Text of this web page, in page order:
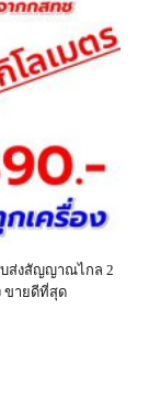
บส่งสัญญาณไกล 2
ขายดีที่สุด